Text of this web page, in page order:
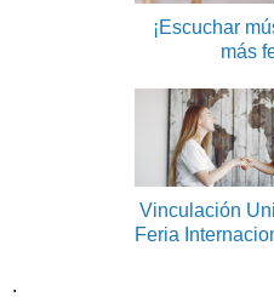
¡Escuchar
más
Vinculación
Feria
.